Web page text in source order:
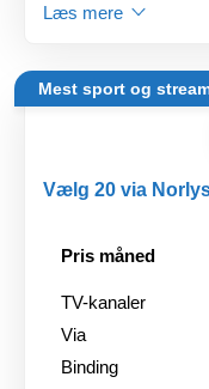
Læs mere
Mest sport og
Vælg 20 via
Pris måned
TV-kanaler
Via
Binding